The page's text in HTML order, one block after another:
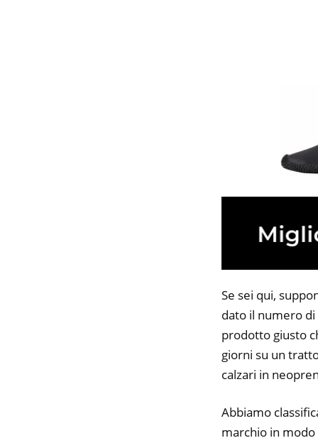
Se sei qui,
dato il numero
prodotto giusto
giorni su un
calzari in
Abbiamo
marchio in